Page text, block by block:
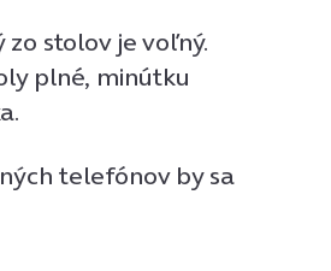
stolov je voľný.
plné, minútku
telefónov by sa